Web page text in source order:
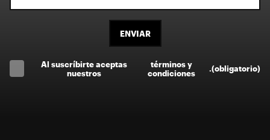
ENVIAR
Al suscríbirte aceptas
nuestros
términos y
condiciones
.(obligatorio)